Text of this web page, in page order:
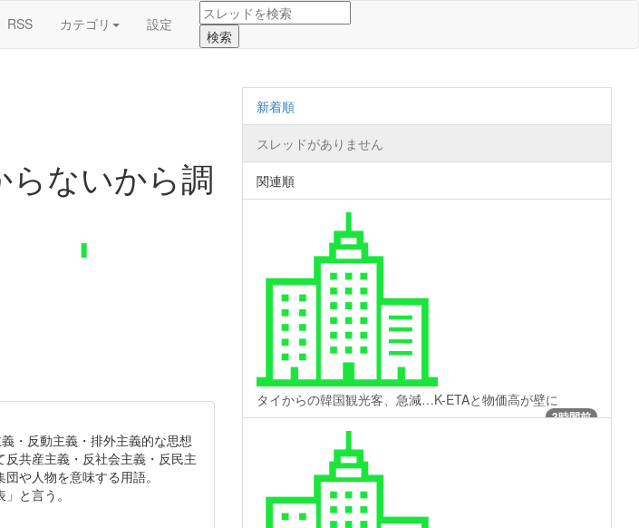
RSS カテゴリ 設定
ないから調
・反動主義・排外主義的な思想
共産主義・反社会主義・反民主
や人物を意味する用語。
と言う。
新着順
スレッドがありません
関連順
タイからの韓国観光客、急減…K-ETAと物価高が壁に
3時間前